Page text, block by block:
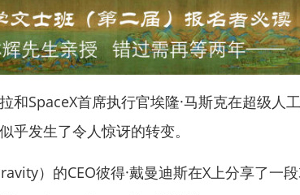
和SpaceX首席执行官埃隆·马斯克在超级人
乎发生了令人惊讶的转变。
）的CEO彼得·戴曼迪斯在X上分享了一